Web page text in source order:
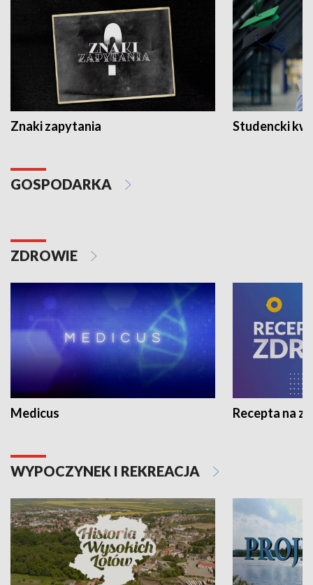
Znaki zapytania Studencki
GOSPODARKA
ZDROWIE
Medicus Recepta na
WYPOCZYNEK I REKREACJA